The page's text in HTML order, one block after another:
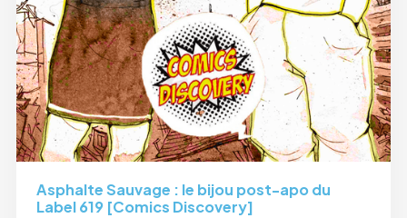
Asphalte Sauvage : le bijou post-apo du
Label 619 [Comics Discovery]